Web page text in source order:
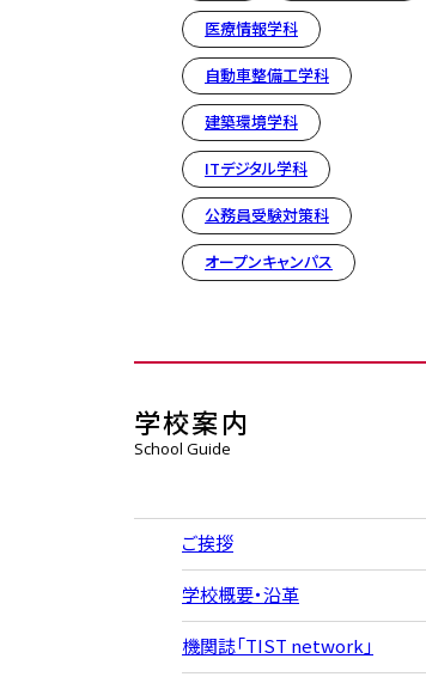
医療情報学科
自動車整備工学科
建築環境学科
ITデジタル学科
公務員受験対策科
オープンキャンパス
学校案内
School Guide
ご挨拶
学校概要・沿革
機関誌「TIST network」